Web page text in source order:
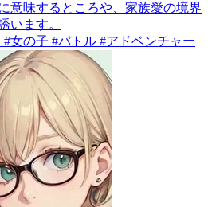
意味するところや、家族愛の境界
います。
女の子 #バトル #アドベンチャー